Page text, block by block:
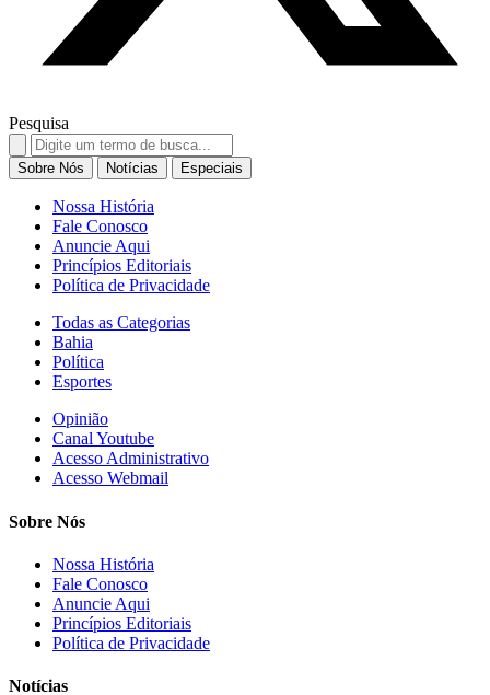
Pesquisa
Search
for:
Sobre Nós Notícias Especiais
Nossa História
Fale Conosco
Anuncie Aqui
Princípios Editoriais
Política de Privacidade
Todas as Categorias
Bahia
Política
Esportes
Opinião
Canal Youtube
Acesso Administrativo
Acesso Webmail
Sobre Nós
Nossa História
Fale Conosco
Anuncie Aqui
Princípios Editoriais
Política de Privacidade
Notícias